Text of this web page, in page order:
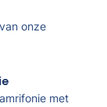
onze
met